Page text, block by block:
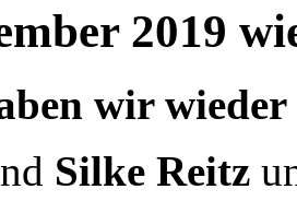
2019
wir
Silke Reitz